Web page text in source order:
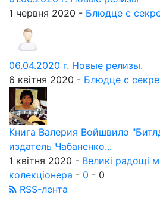
1 червня 2020 - Блюдце с
06.04.2020 г. Новые релизы.
6 квітня 2020 - Блюдце с
Книга Валерия Войшвило
издатель Чабаненко...
1 квітня 2020 - Великі радощі
колекціонера - 0 - 0
RSS-лента